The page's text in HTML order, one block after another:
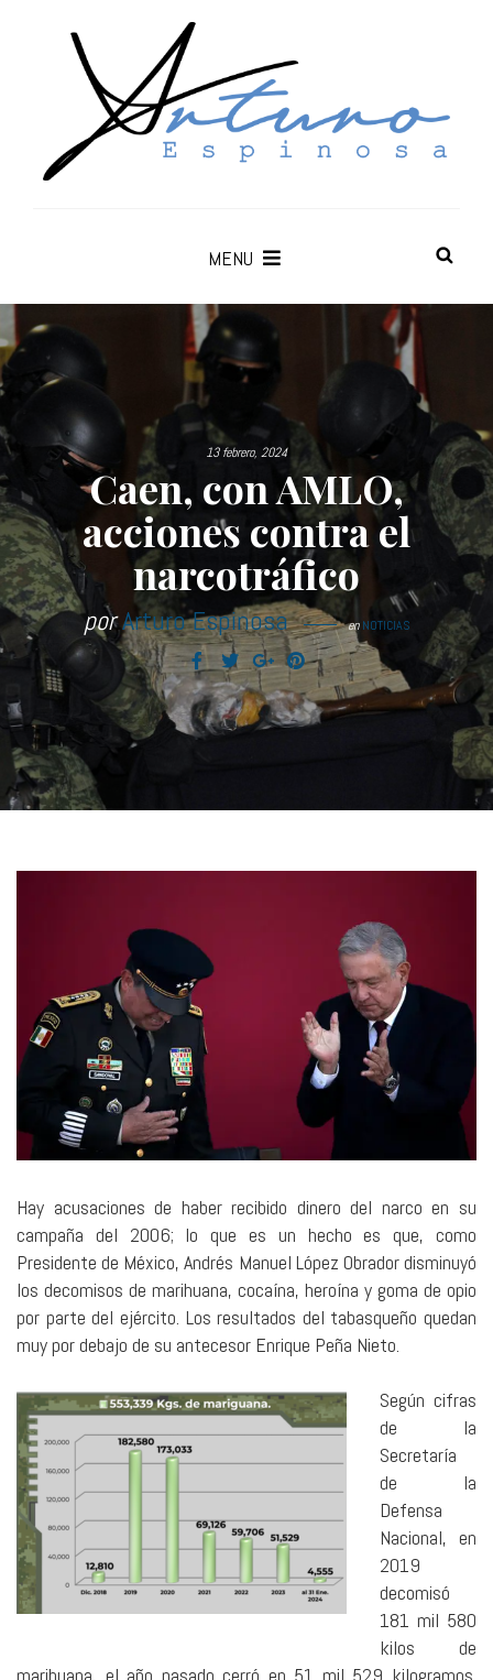
MENU
13 febrero, 2024
Caen, con AMLO,
acciones contra el
narcotráfico
porArturo Espinosa enNOTICIAS
Hay acusaciones de haber recibido dinero del narco en su
campaña del 2006; lo que es un hecho es que, como
Presidente de México, Andrés Manuel López Obrador disminuyó
los decomisos de marihuana, cocaína, heroína y goma de opio
por parte del ejército. Los resultados del tabasqueño quedan
muy por debajo de su antecesor Enrique Peña Nieto.
Según cifras
de la
Secretaría
de la
Defensa
Nacional, en
2019
decomisó
181 mil 580
kilos de
marihuana, el año pasado cerró en 51 mil 529 kilogramos.